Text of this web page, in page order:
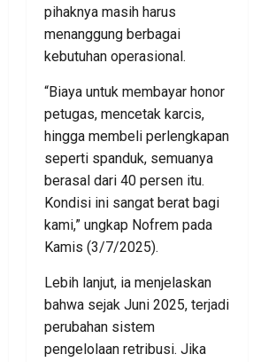
pihaknya masih harus
menanggung berbagai
kebutuhan operasional.
“Biaya untuk membayar honor
petugas, mencetak karcis,
hingga membeli perlengkapan
seperti spanduk, semuanya
berasal dari 40 persen itu.
Kondisi ini sangat berat bagi
kami,” ungkap Nofrem pada
Kamis (3/7/2025).
Lebih lanjut, ia menjelaskan
bahwa sejak Juni 2025, terjadi
perubahan sistem
pengelolaan retribusi. Jika